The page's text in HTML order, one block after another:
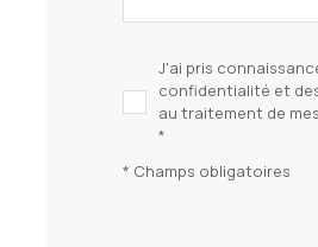
J'ai pris
confidentialité et
au traitement de
*
* Champs obligatoires